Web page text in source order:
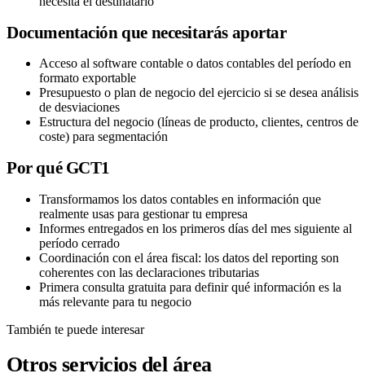
Documentación que necesitarás aportar
Acceso al software contable o datos contables del período en
formato exportable
Presupuesto o plan de negocio del ejercicio si se desea análisis
de desviaciones
Estructura del negocio (líneas de producto, clientes, centros de
coste) para segmentación
Por qué GCT1
Transformamos los datos contables en información que
realmente usas para gestionar tu empresa
Informes entregados en los primeros días del mes siguiente al
período cerrado
Coordinación con el área fiscal: los datos del reporting son
coherentes con las declaraciones tributarias
Primera consulta gratuita para definir qué información es la
más relevante para tu negocio
También te puede interesar
Otros servicios del área